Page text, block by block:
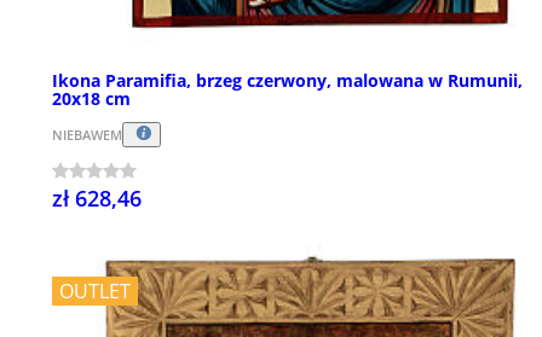
Ikona Paramifia, brzeg czerwony, malowana w Rumunii,
20x18 cm
NIEBAWEM
zł 628,46
OUTLET